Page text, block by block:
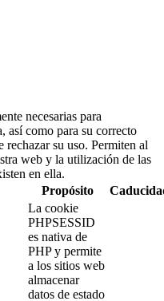
necesarias para
así como para su correcto
su uso. Permiten al
web y la utilización de las
en ella.
Propósito
La cookie
PHPSESSID
es nativa de
PHP y permite
a los sitios web
almacenar
datos de estado